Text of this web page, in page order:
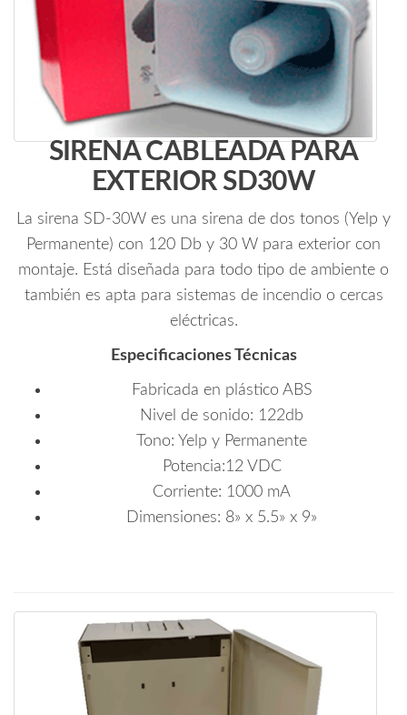
SIRENA CABLEADA PARA
EXTERIOR SD30W
La sirena SD-30W es una sirena de dos tonos (Yelp y
Permanente) con 120 Db y 30 W para exterior con
montaje. Está diseñada para todo tipo de ambiente o
también es apta para sistemas de incendio o cercas
eléctricas.
Especificaciones Técnicas
Fabricada en plástico ABS
Nivel de sonido: 122db
Tono: Yelp y Permanente
Potencia:12 VDC
Corriente: 1000 mA
Dimensiones: 8» x 5.5» x 9»